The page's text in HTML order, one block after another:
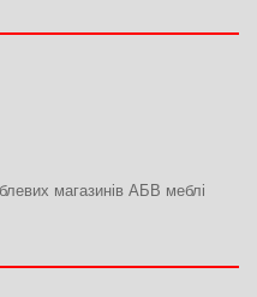
магазинів АБВ меблі